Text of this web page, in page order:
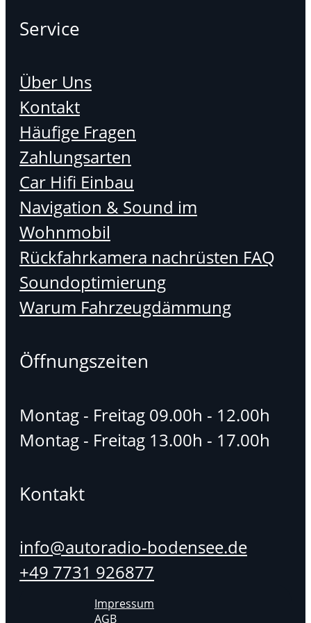
Service
Über Uns
Kontakt
Häufige Fragen
Zahlungsarten
Car Hifi Einbau
Navigation & Sound im
Wohnmobil
Rückfahrkamera nachrüsten FAQ
Soundoptimierung
Warum Fahrzeugdämmung
Öffnungszeiten
Montag - Freitag 09.00h - 12.00h
Montag - Freitag 13.00h - 17.00h
Kontakt
info@autoradio-bodensee.de
+49 7731 926877
Impressum
AGB